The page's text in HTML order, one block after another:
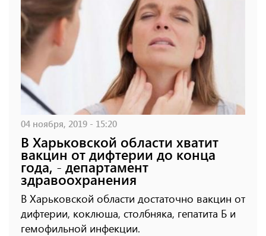
04 ноября, 2019 - 15:20
В Харьковской области хватит
вакцин от дифтерии до конца
года, - департамент
здравоохранения
В Харьковской области достаточно вакцин от
дифтерии, коклюша, столбняка, гепатита Б и
гемофильной инфекции.